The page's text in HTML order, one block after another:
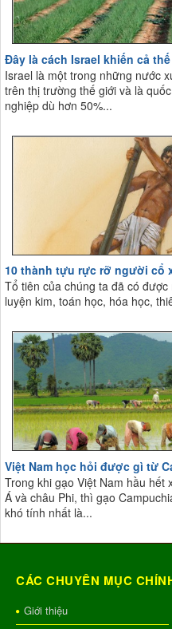
Đây là cách Israel khiến cả
Israel là một trong những nước
trên thị trường thế giới và là
nghiệp dù hơn 50%...
10 thành tựu rực rỡ người cổ
Tổ tiên của chúng ta đã có
luyện kim, toán học, hóa học,
Việt Nam học hỏi được gì từ
Trong khi gạo Việt Nam hầu hết
Á và châu Phi, thì gạo
khó tính nhất là...
CÁC CHUYÊN MỤC
Giới thiệu